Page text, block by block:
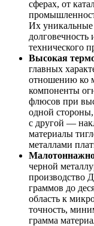
сферах, от
Их уникальные
технического
Высокая
главных
отношению ко
компоненты
флюсов при
одной
с другой —
материалы
металлами
черной
производство
граммов до
область к
точность,
грамма